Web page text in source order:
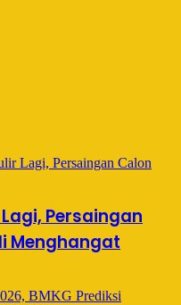
Persaingan
Menghangat